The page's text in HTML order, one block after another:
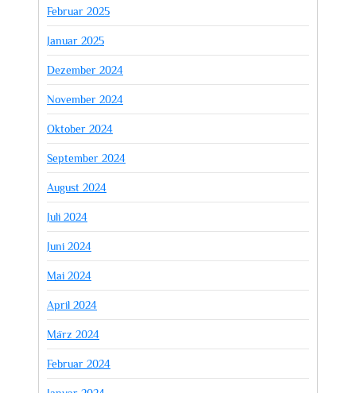
Februar 2025
Januar 2025
Dezember 2024
November 2024
Oktober 2024
September 2024
August 2024
Juli 2024
Juni 2024
Mai 2024
April 2024
März 2024
Februar 2024